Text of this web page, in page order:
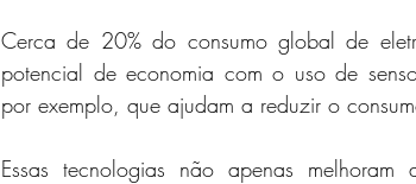
Cerca de 20% do consumo global de
potencial de economia com o uso de
por exemplo, que ajudam a reduzir o
Essas tecnologias não apenas